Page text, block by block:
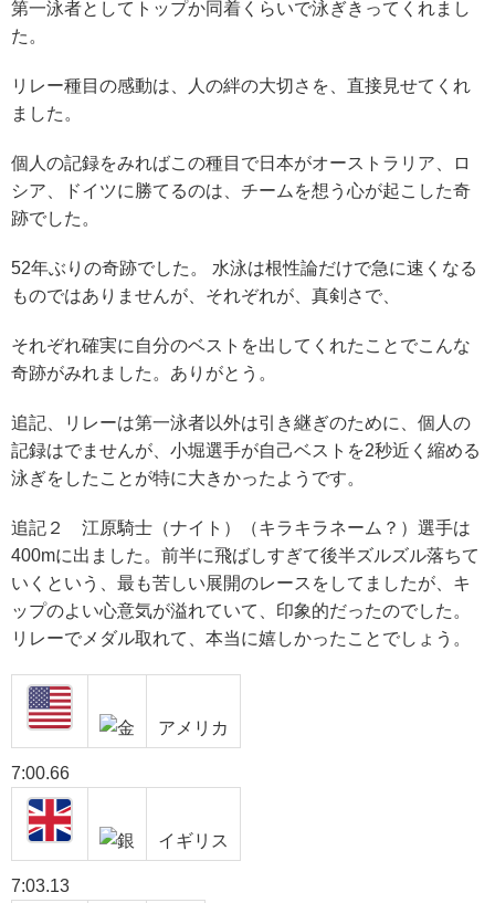
第一泳者としてトップか同着くらいで泳ぎきってくれまし
た。
リレー種目の感動は、人の絆の大切さを、直接見せてくれ
ました。
個人の記録をみればこの種目で日本がオーストラリア、ロ
シア、ドイツに勝てるのは、チームを想う心が起こした奇
跡でした。
52年ぶりの奇跡でした。 水泳は根性論だけで急に速くなる
ものではありませんが、それぞれが、真剣さで、
それぞれ確実に自分のベストを出してくれたことでこんな
奇跡がみれました。ありがとう。
追記、リレーは第一泳者以外は引き継ぎのために、個人の
記録はでませんが、小堀選手が自己ベストを2秒近く縮める
泳ぎをしたことが特に大きかったようです。
追記２ 江原騎士（ナイト）（キラキラネーム？）選手は
400mに出ました。前半に飛ばしすぎて後半ズルズル落ちて
いくという、最も苦しい展開のレースをしてましたが、キ
ップのよい心意気が溢れていて、印象的だったのでした。
リレーでメダル取れて、本当に嬉しかったことでしょう。
アメリカ
7:00.66
イギリス
7:03.13